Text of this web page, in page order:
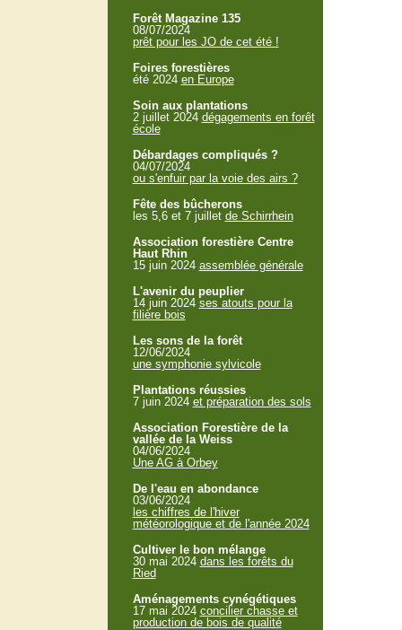
Forêt Magazine 135
08/07/2024
prêt pour les JO de cet été !
Foires forestières
été 2024 en Europe
Soin aux plantations
2 juillet 2024 dégagements en forêt
école
Débardages compliqués ?
04/07/2024
ou s'enfuir par la voie des airs ?
Fête des bûcherons
les 5,6 et 7 juillet de Schirrhein
Association forestière Centre
Haut Rhin
15 juin 2024 assemblée générale
L'avenir du peuplier
14 juin 2024 ses atouts pour la
filière bois
Les sons de la forêt
12/06/2024
une symphonie sylvicole
Plantations réussies
7 juin 2024 et préparation des sols
Association Forestière de la
vallée de la Weiss
04/06/2024
Une AG à Orbey
De l'eau en abondance
03/06/2024
les chiffres de l'hiver
météorologique et de l'année 2024
Cultiver le bon mélange
30 mai 2024 dans les forêts du
Ried
Aménagements cynégétiques
17 mai 2024 concilier chasse et
production de bois de qualité